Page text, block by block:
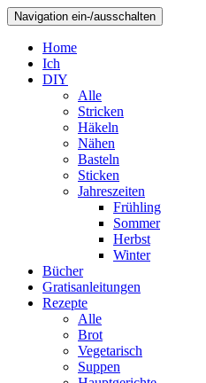
Navigation ein-/ausschalten
Home
Ich
DIY
Alle
Stricken
Häkeln
Nähen
Basteln
Sticken
Jahreszeiten
Frühling
Sommer
Herbst
Winter
Bücher
Gratisanleitungen
Rezepte
Alle
Brot
Vegetarisch
Suppen